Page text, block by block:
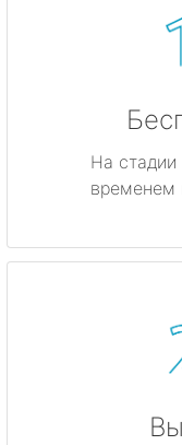
На стадии
временем